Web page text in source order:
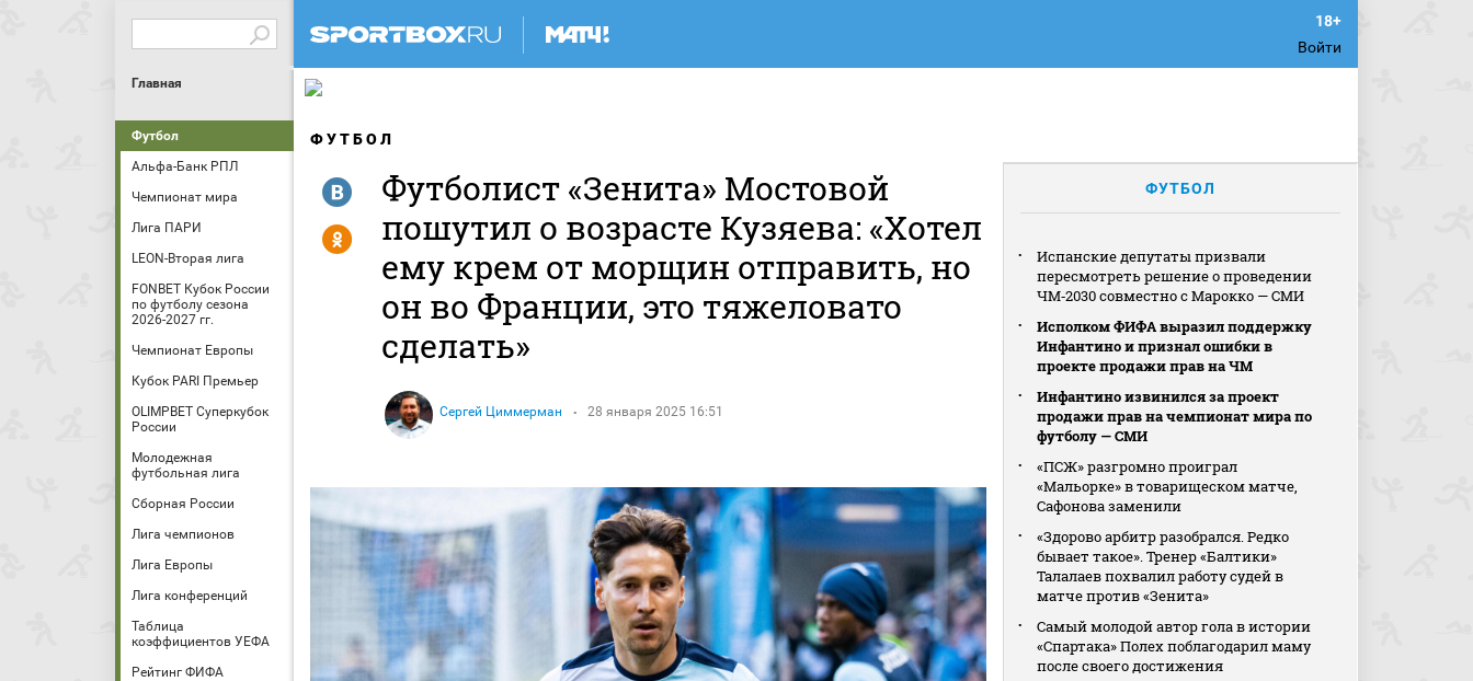
Войти
Главная
Футбол
Альфа-Банк РПЛ
Чемпионат мира
Лига ПАРИ
LEON-Вторая лига
FONBET Кубок России
по футболу сезона
2026-2027 гг.
Чемпионат Европы
Кубок PARI Премьер
OLIMPBET Суперкубок
России
Молодежная
футбольная лига
Сборная России
Лига чемпионов
Лига Европы
Лига конференций
Таблица
коэффициентов УЕФА
Рейтинг ФИФА
ФУТБОЛ
Футболист «Зенита» Мостовой
пошутил о возрасте Кузяева: «Хотел
ему крем от морщин отправить, но
он во Франции, это тяжеловато
сделать»
Сергей Циммерман 28 января 2025 16:51
R
Y
ФУТБОЛ
Испанские депутаты призвали
пересмотреть решение о проведении
ЧМ‑2030 совместно с Марокко — СМИ
Исполком ФИФА выразил поддержку
Инфантино и признал ошибки в
проекте продажи прав на ЧМ
Инфантино извинился за проект
продажи прав на чемпионат мира по
футболу — СМИ
«ПСЖ» разгромно проиграл
«Мальорке» в товарищеском матче,
Сафонова заменили
«Здорово арбитр разобрался. Редко
бывает такое». Тренер «Балтики»
Талалаев похвалил работу судей в
матче против «Зенита»
Самый молодой автор гола в истории
«Спартака» Полех поблагодарил маму
после своего достижения